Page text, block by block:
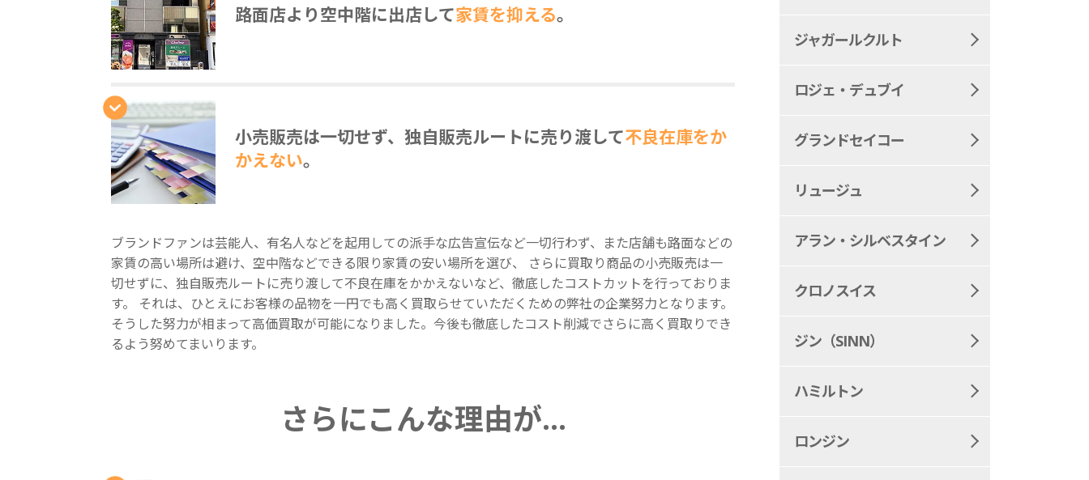
路面店より空中階に出店して家賃を抑える。
小売販売は一切せず、独自販売ルートに売り渡して不良在庫をか
かえない。
ブランドファンは芸能人、有名人などを起用しての派手な広告宣伝など一切行わず、また店舗も路面などの
家賃の高い場所は避け、空中階などできる限り家賃の安い場所を選び、 さらに買取り商品の小売販売は一
切せずに、独自販売ルートに売り渡して不良在庫をかかえないなど、徹底したコストカットを行っておりま
す。 それは、ひとえにお客様の品物を一円でも高く買取らせていただくための弊社の企業努力となります。
そうした努力が相まって高価買取が可能になりました。今後も徹底したコスト削減でさらに高く買取りでき
るよう努めてまいります。
さらにこんな理由が…
ジャガールクルト
ロジェ・デュブイ
グランドセイコー
リュージュ
アラン・シルベスタイン
クロノスイス
ジン（SINN）
ハミルトン
ロンジン